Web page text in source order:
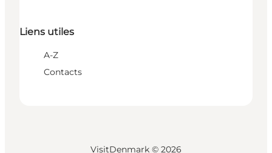
Liens utiles
A-Z
Contacts
VisitDenmark © 2026